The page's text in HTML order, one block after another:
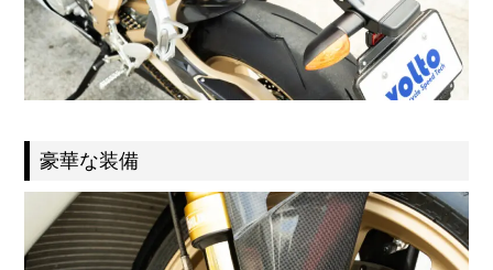
豪華な装備